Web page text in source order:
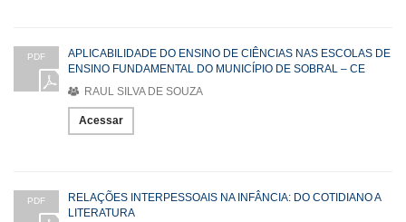
PDF
APLICABILIDADE DO ENSINO DE CIÊNCIAS NAS ESCOLAS DE
ENSINO FUNDAMENTAL DO MUNICÍPIO DE SOBRAL – CE
RAUL SILVA DE SOUZA
Acessar
PDF
RELAÇÕES INTERPESSOAIS NA INFÂNCIA: DO COTIDIANO A
LITERATURA